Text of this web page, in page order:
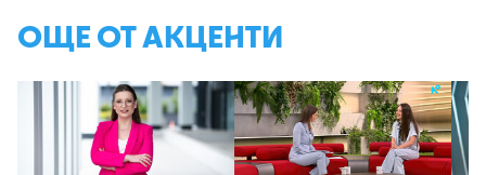
ОЩЕ ОТ АКЦЕНТИ